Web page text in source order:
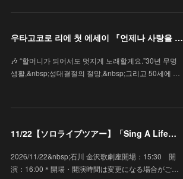
우타고코로 리에 첫 에세이 『언제나 사랑을 노래할게요』
🎶 “할머니가 되어서도 멋지게 노래할게요.”30년 무명
생활,&nbsp;성대결절의 절망,&nbsp;그리고 50세에 …
11/22【ソロライブツアー】「Sing A Life」石川 金沢歌劇座
2026/11/22&nbsp;石川 金沢歌劇座開場：15:30 開
演：16:00＊開場・開演時間は変更になる場合がご…